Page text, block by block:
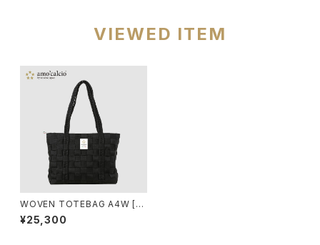
VIEWED ITEM
WOVEN TOTEBAG A4W [N
ERO]
¥25,300